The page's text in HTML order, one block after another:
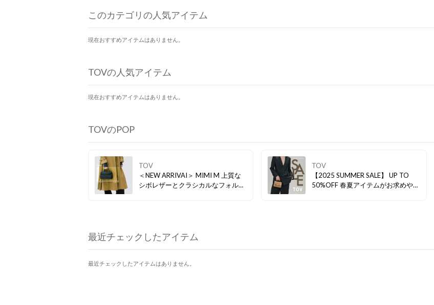
このカテゴリの人気アイテム
現在おすすめアイテムはありません。
TOVの人気アイテム
現在おすすめアイテムはありません。
TOVのPOP
TOV
＜NEW ARRIVAI＞ MIMI M 上質な
シボレザーとクラシカルなフォルム
TOV
【2025 SUMMER SALE】 UP TO
50%OFF 春夏アイテムがお求めやす
最近チェックしたアイテム
最近チェックしたアイテムはありません。